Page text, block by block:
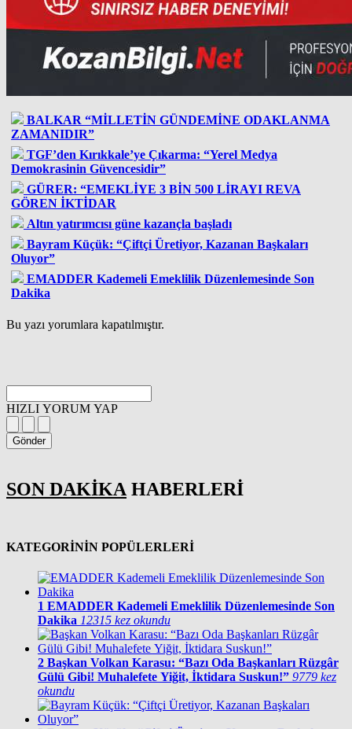
BALKAR “MİLLETİN GÜNDEMİNE ODAKLANMA
ZAMANIDIR”
TGF’den Kırıkkale’ye Çıkarma: “Yerel Medya
Demokrasinin Güvencesidir”
GÜRER: “EMEKLİYE 3 BİN 500 LİRAYI REVA
GÖREN İKTİDAR
Altın yatırımcısı güne kazançla başladı
Bayram Küçük: “Çiftçi Üretiyor, Kazanan Başkaları
Oluyor”
EMADDER Kademeli Emeklilik Düzenlemesinde Son
Dakika
Bu yazı yorumlara kapatılmıştır.
HIZLI YORUM YAP
Gönder
SON DAKİKA HABERLERİ
KATEGORİNİN POPÜLERLERİ
1 EMADDER Kademeli Emeklilik Düzenlemesinde Son
Dakika 12315 kez okundu
2 Başkan Volkan Karasu: “Bazı Oda Başkanları Rüzgâr
Gülü Gibi! Muhalefete Yiğit, İktidara Suskun!” 9779 kez
okundu